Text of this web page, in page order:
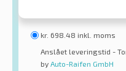
kr. 698.48 inkl. moms
Anslået leveringstid -
by Auto-Raifen GmbH